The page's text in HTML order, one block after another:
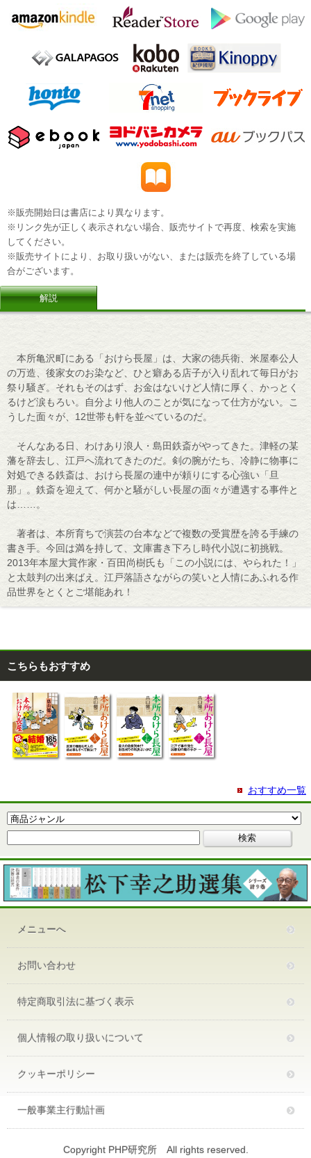
※販売開始日は書店により異なります。
※リンク先が正しく表示されない場合、販売サイトで再度、検索を実施
してください。
※販売サイトにより、お取り扱いがない、または販売を終了している場
合がございます。
解説
本所亀沢町にある「おけら長屋」は、大家の徳兵衛、米屋奉公人
の万造、後家女のお染など、ひと癖ある店子が入り乱れて毎日がお
祭り騒ぎ。それもそのはず、お金はないけど人情に厚く、かっとく
るけど涙もろい。自分より他人のことが気になって仕方がない。こ
うした面々が、12世帯も軒を並べているのだ。
そんなある日、わけあり浪人・島田鉄斎がやってきた。津軽の某
藩を辞去し、江戸へ流れてきたのだ。剣の腕がたち、冷静に物事に
対処できる鉄斎は、おけら長屋の連中が頼りにする心強い「旦
那」。鉄斎を迎えて、何かと騒がしい長屋の面々が遭遇する事件と
は……。
著者は、本所育ちで演芸の台本などで複数の受賞歴を誇る手練の
書き手。今回は満を持して、文庫書き下ろし時代小説に初挑戦。
2013年本屋大賞作家・百田尚樹氏も「この小説には、やられた！」
と太鼓判の出来ばえ。江戸落語さながらの笑いと人情にあふれる作
品世界をとくとご堪能あれ！
こちらもおすすめ
おすすめ一覧
メニューへ
お問い合わせ
特定商取引法に基づく表示
個人情報の取り扱いについて
クッキーポリシー
一般事業主行動計画
Copyright PHP研究所 All rights reserved.